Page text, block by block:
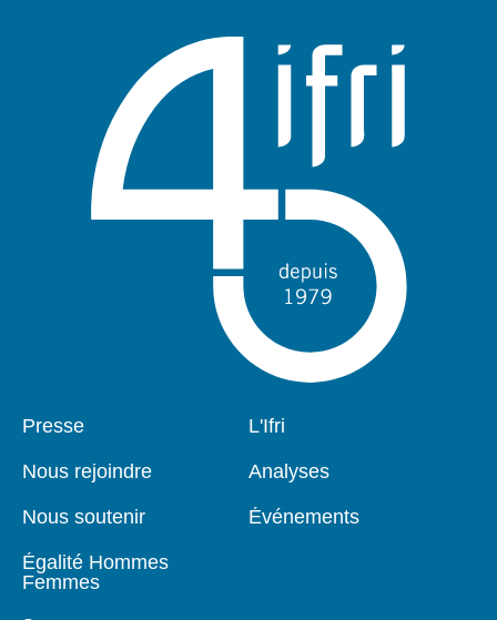
Pied
Presse
Nous rejoindre
Nous soutenir
Égalité Hommes
Femmes
Navigation
L'Ifri
Analyses
Événements